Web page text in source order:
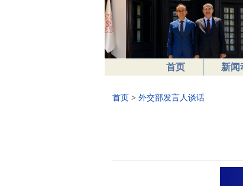
首页 新闻
首页 > 外交部发言人谈话